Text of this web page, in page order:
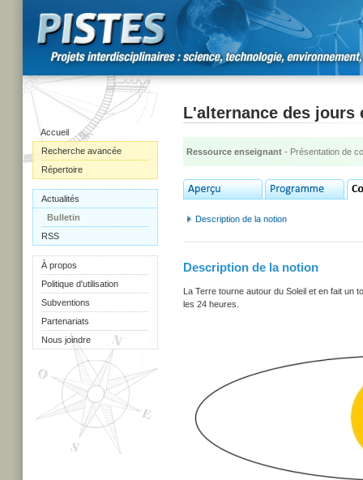
Accueil
Recherche avancée
Répertoire
Actualités
Bulletin
RSS
À propos
Politique d'utilisation
Subventions
Partenariats
Nous joindre
L'alternance des jours
Ressource enseignant - Présentation de
Description de la notion
Description de la notion
La Terre tourne autour du Soleil et en fait un
les 24 heures.